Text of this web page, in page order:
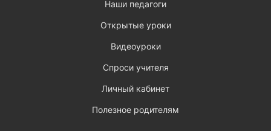
Наши педагоги
Открытые уроки
Видеоуроки
Спроси учителя
Личный кабинет
Полезное родителям